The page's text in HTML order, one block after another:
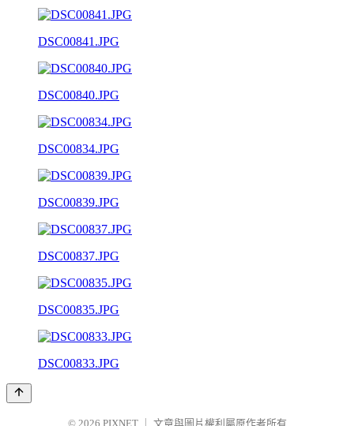
DSC00841.JPG
DSC00840.JPG
DSC00834.JPG
DSC00839.JPG
DSC00837.JPG
DSC00835.JPG
DSC00833.JPG
© 2026 PIXNET 文章與圖片權利屬原作者所有